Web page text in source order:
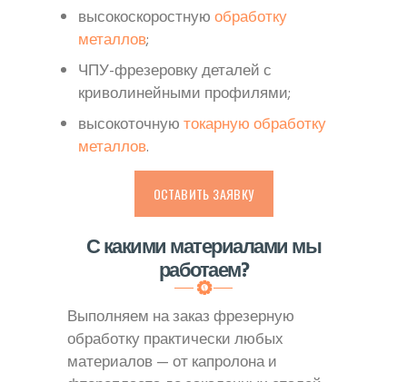
высокоскоростнуюобработку
металлов;
ЧПУ-фрезеровку деталей с
криволинейными профилями;
высокоточнуютокарную обработку
металлов.
ОСТАВИТЬ ЗАЯВКУ
С какими материалами мы
работаем?
Выполняем на заказ фрезерную
обработку практически любых
материалов — от капролона и